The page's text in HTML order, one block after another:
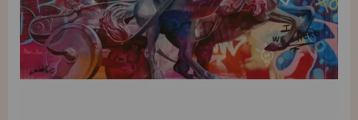
LIQUIDATIONS
INFORMATION
Je veux m'enregistrer en tant que
nouveau client
En créant un compte sur maisondespuzzles.fr, vous pouvez faire vos
achats rapidement dans notre boutique en ligne, vérifier le statut de